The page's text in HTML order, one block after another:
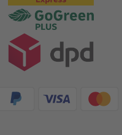
Zahlungsarten